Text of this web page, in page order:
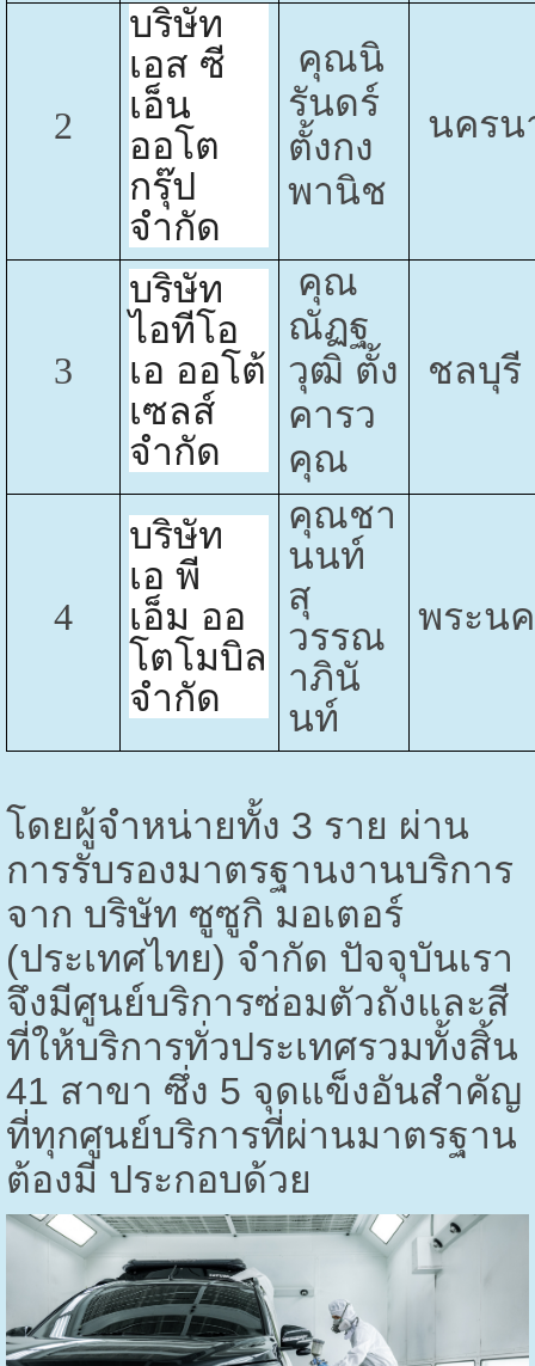
2
บริษัท
เอส ซี
เอ็น
ออโต
กรุ๊ป
จำกัด
คุณนิ
รันดร์
ตั้งกง
พานิช
นครน
3
บริษัท
ไอทีโอ
เอ ออโต้
เซลส์
จำกัด
คุณ
ณัฏฐ
วุฒิ ตั้ง
คารว
คุณ
ชลบุรี
4
บริษัท
เอ พี
เอ็ม ออ
โตโมบิล
จำกัด
คุณชา
นนท์
สุ
วรรณ
าภินั
นท์
พระน
โดยผู้จำหน่ายทั้ง 3 ราย ผ่าน
การรับรองมาตรฐานงานบริการ
จาก บริษัท ซูซูกิ มอเตอร์
(ประเทศไทย) จำกัด ปัจจุบันเรา
จึงมีศูนย์บริการซ่อมตัวถังและสี
ที่ให้บริการทั่วประเทศรวมทั้งสิ้น
41 สาขา ซึ่ง 5 จุดแข็งอันสำคัญ
ที่ทุกศูนย์บริการที่ผ่านมาตรฐาน
ต้องมี ประกอบด้วย